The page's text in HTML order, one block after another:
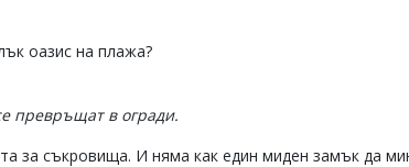
оазис на плажа?
превръщат в огради.
за съкровища. И няма как един миден замък да